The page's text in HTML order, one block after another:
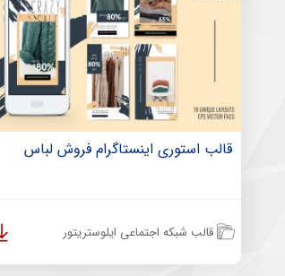
قالب استوری اینستاگرام فروش لباس
قالب شبکه اجتماعی ایلوستریتور